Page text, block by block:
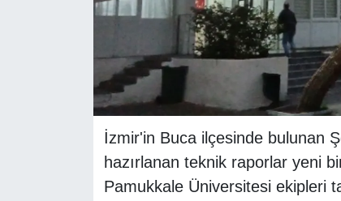
İzmir'in Buca ilçesinde bulunan
hazırlanan teknik raporlar yeni
Pamukkale Üniversitesi ekipleri